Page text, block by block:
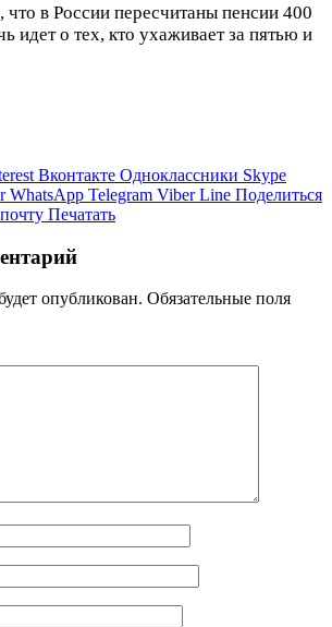
что в России пересчитаны пенсии 400
идет о тех, кто ухаживает за пятью и
Вконтакте Одноклассники Skype
WhatsApp Telegram Viber Line Поделиться
Печатать
опубликован. Обязательные поля